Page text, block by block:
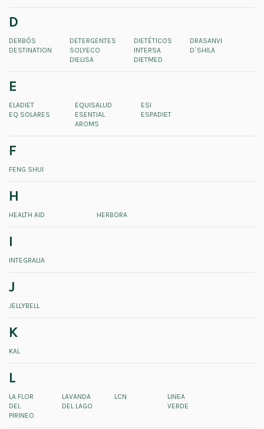
D
DERBÓS
DESTINATION
DETERGENTES
SOLYECO
DIELISA
DIETÉTICOS
INTERSA
DIETMED
DRASANVI
D´SHILA
E
ELADIET
EQ SOLARES
EQUISALUD
ESENTIAL
AROMS
ESI
ESPADIET
F
FENG SHUI
H
HEALTH AID HERBORA
I
INTEGRALIA
J
JELLYBELL
K
KAL
L
LA FLOR
DEL
PIRINEO
LAVANDA
DEL LAGO
LCN
LINEA
VERDE